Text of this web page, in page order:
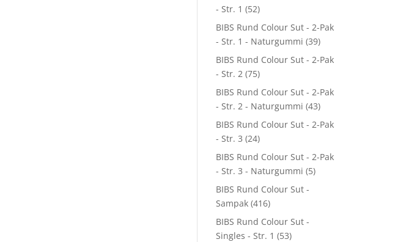
- Str. 1 (52)
BIBS Rund Colour Sut - 2-Pak
- Str. 1 - Naturgummi (39)
BIBS Rund Colour Sut - 2-Pak
- Str. 2 (75)
BIBS Rund Colour Sut - 2-Pak
- Str. 2 - Naturgummi (43)
BIBS Rund Colour Sut - 2-Pak
- Str. 3 (24)
BIBS Rund Colour Sut - 2-Pak
- Str. 3 - Naturgummi (5)
BIBS Rund Colour Sut -
Sampak (416)
BIBS Rund Colour Sut -
Singles - Str. 1 (53)